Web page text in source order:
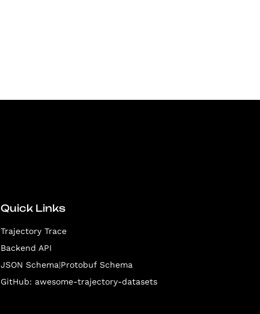
Quick Links
Trajectory Trace
Backend API
JSON Schema|Protobuf Schema
GitHub: awesome-trajectory-datasets